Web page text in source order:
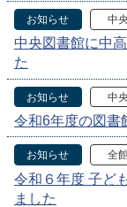
お知らせ 中
中央図書館に中
た
お知らせ 中
令和6年度の図書
お知らせ 全
令和６年度 子ど
ました